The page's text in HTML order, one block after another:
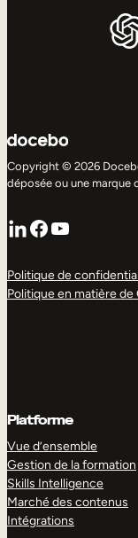
Copyright © 2026
déposée ou une marque
LinkedIn
Facebook
YouTube
Politique de
Politique en matière de
Platforme
Vue d’ensemble
Gestion de la formation
Skills Intelligence
Marché des contenus
Intégrations